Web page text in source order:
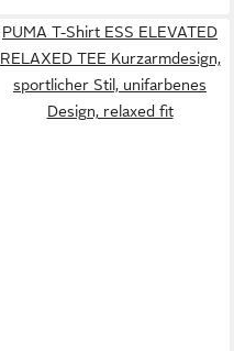
PUMA T-Shirt ESS ELEVATED
RELAXED TEE Kurzarmdesign,
sportlicher Stil, unifarbenes
Design, relaxed fit